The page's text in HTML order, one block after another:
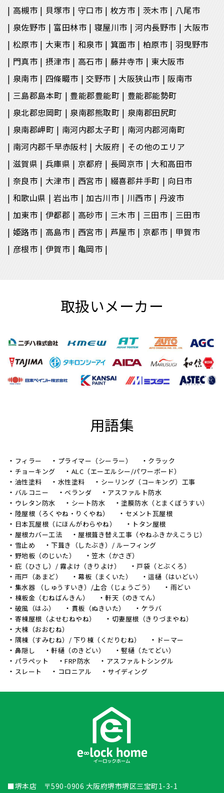
高槻市
貝塚市 守口市 枚方市 茨木市
八尾市
泉佐野市
富田林市 寝屋川市 河内長野市
大阪市
松原市
大東市 和泉市 箕面市 柏原市
羽曳野市
門真市
摂津市 高石市 藤井寺市
東大阪市
泉南市
四條畷市 交野市 大阪狭山市
阪南市
三島郡島本町
豊能郡豊能町
豊能郡能勢町
泉北郡忠岡町
泉南郡熊取町
泉南郡田尻町
泉南郡岬町
南河内郡太子町
南河内郡河南町
南河内郡千早赤阪村
大阪府
その他のエリア
滋賀県
兵庫県 京都府 長岡京市
大和高田市
奈良市
大津市 西宮市 綴喜郡井手町
向日市
和歌山県
岩出市 加古川市 川西市
丹波市
加東市
伊都郡 高砂市 三木市 三田市
三田市
姫路市
高島市 西宮市 芦屋市 京都市
甲賀市
彦根市
伊賀市 亀岡市
取扱いメーカー
用語集
フィラー プライマー（シーラー）
クラック
チョーキング
ALC（エーエルシー/パワーボード）
油性塗料
水性塗料
シーリング（コーキング）工事
バルコニー
ベランダ
アスファルト防水
ウレタン防水
シート防水
塗膜防水（とまくぼうすい）
陸屋根（ろくやね・りくやね）
セメント瓦屋根
日本瓦屋根（にほんがわらやね）
トタン屋根
屋根カバー工法
屋根葺き替え工事（やねふきかえこうじ）
雪止め
下葺き（したぶき）/ ルーフィング
野地板（のじいた）
笠木（かさぎ）
庇（ひさし）/ 霧よけ（きりよけ）
戸袋（とぶくろ）
雨戸（あまど）
幕板（まくいた）
這樋（はいどい）
集水器 （しゅうすいき）/上合（じょうごう）
雨どい
棟板金（むねばんきん）
軒天（のきてん）
破風（はふ）
貫板（ぬきいた）
ケラバ
寄棟屋根（よせむねやね）
切妻屋根（きりづまやね）
大棟（おおむね）
隅棟（すみむね）/ 下り棟（くだりむね）
ドーマー
鼻隠し
軒樋（のきどい）
竪樋（たてどい）
パラペット
FRP防水
アスファルトシングル
スレート
コロニアル サイディング
■堺本店 〒590-0906 大阪府堺市堺区三宝町1-3-1